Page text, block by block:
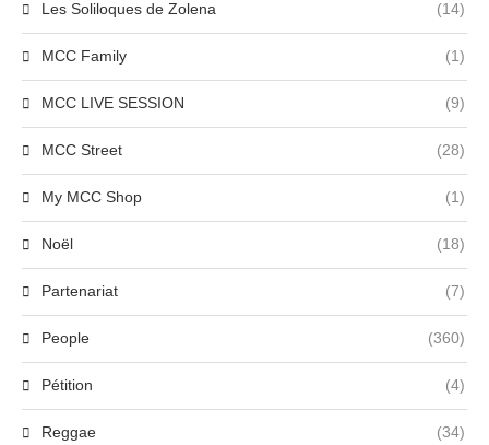
Les Soliloques de Zolena (14)
MCC Family (1)
MCC LIVE SESSION (9)
MCC Street (28)
My MCC Shop (1)
Noël (18)
Partenariat (7)
People (360)
Pétition (4)
Reggae (34)